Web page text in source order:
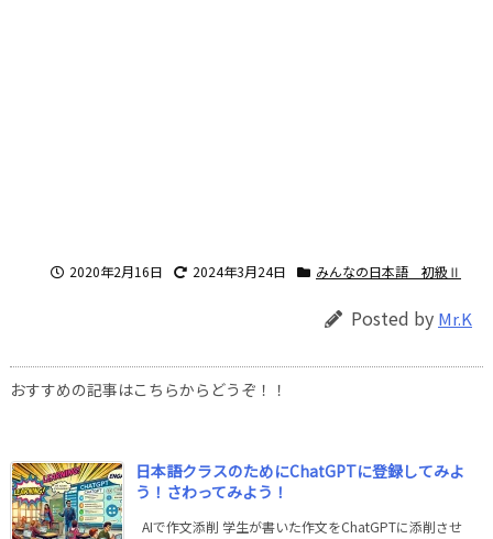
2020年2月16日 2024年3月24日 みんなの日本語 初級Ⅱ
Posted by Mr.K
おすすめの記事はこちらからどうぞ！！
日本語クラスのためにChatGPTに登録してみよ
う！さわってみよう！
AIで作文添削 学生が書いた作文をChatGPTに添削させ